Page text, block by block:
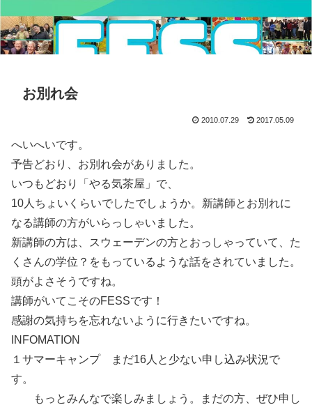
お別れ会
2010.07.29 2017.05.09
へいへいです。
予告どおり、お別れ会がありました。
いつもどおり「やる気茶屋」で、
10人ちょいくらいでしたでしょうか。新講師とお別れに
なる講師の方がいらっしゃいました。
新講師の方は、スウェーデンの方とおっしゃっていて、た
くさんの学位？をもっているような話をされていました。
頭がよさそうですね。
講師がいてこそのFESSです！
感謝の気持ちを忘れないように行きたいですね。
INFOMATION
１サマーキャンプ まだ16人と少ない申し込み状況で
す。
もっとみんなで楽しみましょう。まだの方、ぜひ申し